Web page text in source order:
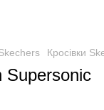
Кросівки
Supersonic